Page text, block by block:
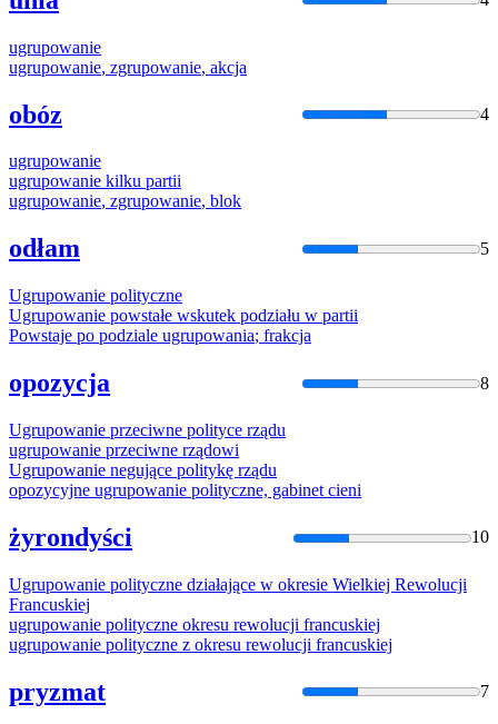
ugrupowanie
ugrupowanie, zgrupowanie, akcja
obóz 4
ugrupowanie
ugrupowanie kilku partii
ugrupowanie, zgrupowanie, blok
odłam 5
Ugrupowanie polityczne
Ugrupowanie powstałe wskutek podziału w partii
Powstaje po podziale ugrupowania; frakcja
opozycja 8
Ugrupowanie przeciwne polityce rządu
ugrupowanie przeciwne rządowi
Ugrupowanie negujące politykę rządu
opozycyjne ugrupowanie polityczne, gabinet cieni
żyrondyści 10
Ugrupowanie polityczne działające w okresie Wielkiej Rewolucji
Francuskiej
ugrupowanie polityczne okresu rewolucji francuskiej
ugrupowanie polityczne z okresu rewolucji francuskiej
pryzmat 7